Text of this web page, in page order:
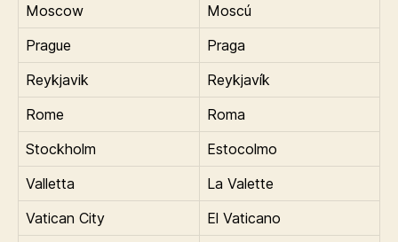
Moscow
Moscú
Prague
Praga
Reykjavik
Reykjavík
Rome
Roma
Stockholm
Estocolmo
Valletta
La Valette
Vatican City
El Vaticano